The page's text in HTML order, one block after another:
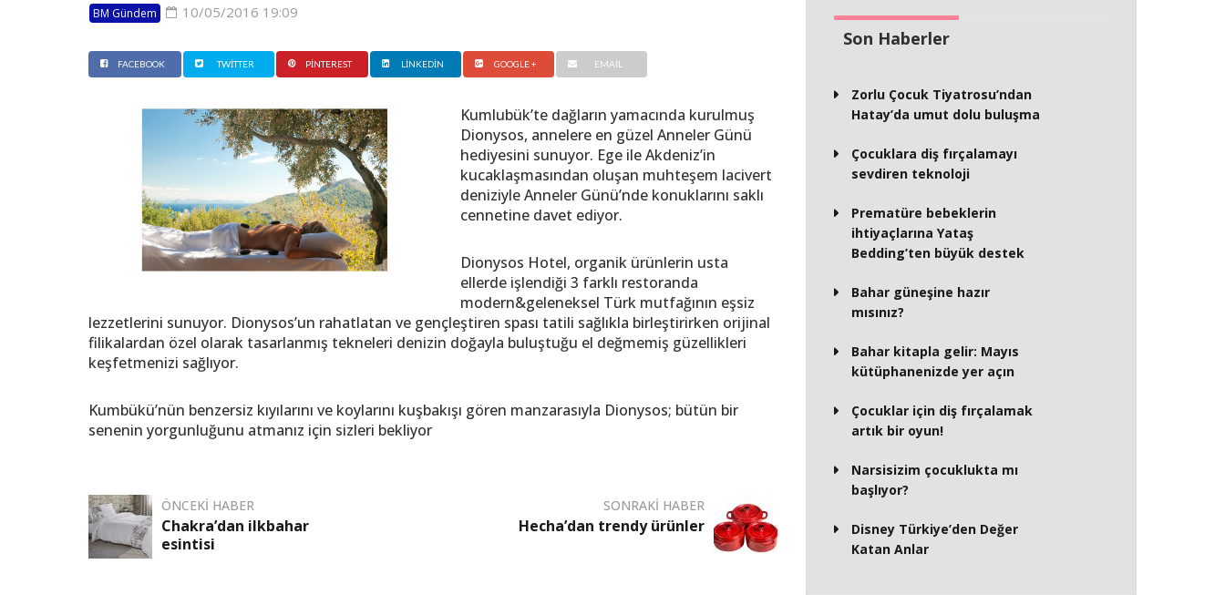
BM Gündem 10/05/2016 19:09
FACEBOOK TWITTER PINTEREST LINKEDIN GOOGLE + EMAIL
Kumlubük’te dağların yamacında kurulmuş
Dionysos, annelere en güzel Anneler Günü
hediyesini sunuyor. Ege ile Akdeniz’in
kucaklaşmasından oluşan muhteşem lacivert
deniziyle Anneler Günü’nde konuklarını saklı
cennetine davet ediyor.
Dionysos Hotel, organik ürünlerin usta
ellerde işlendiği 3 farklı restoranda
modern&geleneksel Türk mutfağının eşsiz
lezzetlerini sunuyor. Dionysos’un rahatlatan ve gençleştiren spası tatili sağlıkla birleştirirken orijinal
filikalardan özel olarak tasarlanmış tekneleri denizin doğayla buluştuğu el değmemiş güzellikleri
keşfetmenizi sağlıyor.
Kumbükü’nün benzersiz kıyılarını ve koylarını kuşbakışı gören manzarasıyla Dionysos; bütün bir
senenin yorgunluğunu atmanız için sizleri bekliyor
ÖNCEKI HABER
Chakra’dan ilkbahar
esintisi
SONRAKI HABER
Hecha’dan trendy ürünler
Son Haberler
Zorlu Çocuk Tiyatrosu’ndan
Hatay’da umut dolu buluşma
Çocuklara diş fırçalamayı
sevdiren teknoloji
Prematüre bebeklerin
ihtiyaçlarına Yataş
Bedding’ten büyük destek
Bahar güneşine hazır
mısınız?
Bahar kitapla gelir: Mayıs
kütüphanenizde yer açın
Çocuklar için diş fırçalamak
artık bir oyun!
Narsisizim çocuklukta mı
başlıyor?
Disney Türkiye’den Değer
Katan Anlar